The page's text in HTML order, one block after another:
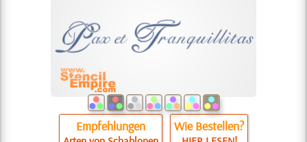
Empfehlungen Wie Bestellen?